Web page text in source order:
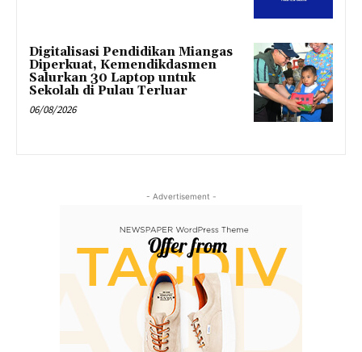
Digitalisasi Pendidikan Miangas
Diperkuat, Kemendikdasmen
Salurkan 30 Laptop untuk
Sekolah di Pulau Terluar
06/08/2026
- Advertisement -